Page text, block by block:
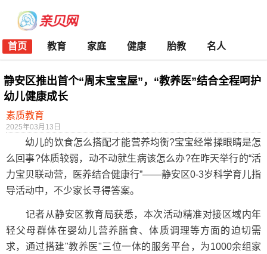
首页 教育 家庭 健康 胎教 名人
静安区推出首个“周末宝宝屋”，“教养医”结合全程呵护
幼儿健康成长
素质教育
2025年03月13日
幼儿的饮食怎么搭配才能营养均衡?宝宝经常揉眼睛是怎
么回事?体质较弱，动不动就生病该怎么办?在昨天举行的“活
力宝贝联动营，医养结合健康行”——静安区0-3岁科学育儿指
导活动中，不少家长寻得答案。
记者从静安区教育局获悉，本次活动精准对接区域内年
轻父母群体在婴幼儿营养膳食、体质调理等方面的迫切需
求，通过搭建"教养医"三位一体的服务平台，为1000余组家